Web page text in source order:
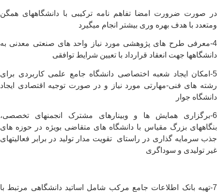
در صورت ضرورت امضا تفاهم نامه ترکیبی با دانشگاههای همگن
ومتعدد با هدف بهره وری بیشتر انجام میگیرد
4-معرفی طرح های پژوهشی مورد نیاز واحد های صنعتی معدنی به
دانشگاهها جهت انعقاد قرارداد با تعیین شرایط توافقی
5-امکان ایجاد شعبه اختصاصی دانشگاه جامع علمی کاربردی برای
رشته های فنی-مهارتی مورد نیاز و در صورت توجیه اقتصادی ایجاد
دانشگاه جوار
6-برگزاری همایش ها و وبینارهای مشترک انجمنهای تخصصی،
بنگاههای بزرگ مقیاس با دانشگاه های متقاضی بویژه در حوزه های
جذب سرمایه گذاری در راستای تقویت مدار تولید در برابر فعالیتهای
غیر تولیدی و سوداگری
7-تهیه بانک اطلاعات جامع مرکب شامل اساتید دانشگاهی مرتبط با